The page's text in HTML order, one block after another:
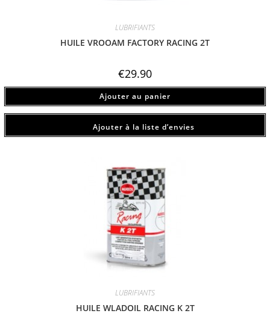
LUBRIFIANTS
HUILE VROOAM FACTORY RACING 2T
€29.90
Ajouter au panier
Ajouter à la liste d’envies
LUBRIFIANTS
HUILE WLADOIL RACING K 2T